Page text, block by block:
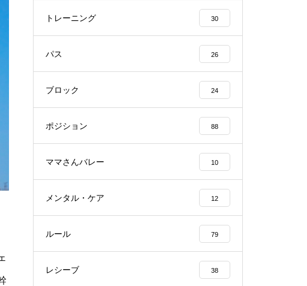
トレーニング 30
パス 26
ブロック 24
ポジション 88
ママさんバレー 10
メンタル・ケア 12
ルール 79
レシーブ 38